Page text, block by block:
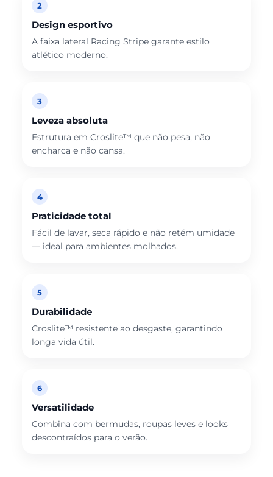
2
Design esportivo
A faixa lateral Racing Stripe garante estilo
atlético moderno.
3
Leveza absoluta
Estrutura em Croslite™ que não pesa, não
encharca e não cansa.
4
Praticidade total
Fácil de lavar, seca rápido e não retém umidade
— ideal para ambientes molhados.
5
Durabilidade
Croslite™ resistente ao desgaste, garantindo
longa vida útil.
6
Versatilidade
Combina com bermudas, roupas leves e looks
descontraídos para o verão.